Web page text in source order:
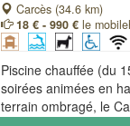
Carcès (34.6 km)
18 € - 990 € le
Piscine chauffée (du
soirées animées en
terrain ombragé, le